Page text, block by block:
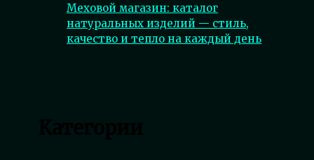
Меховой магазин: каталог
натуральных изделий — стиль,
качество и тепло на каждый день